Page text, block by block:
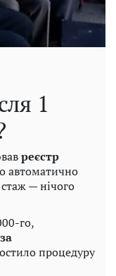
1
реєстр
автоматично
— нічого
го,
за
процедуру